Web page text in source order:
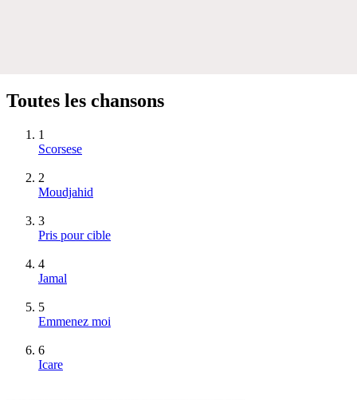
Toutes les chansons
1
Scorsese
2
Moudjahid
3
Pris pour cible
4
Jamal
5
Emmenez moi
6
Icare